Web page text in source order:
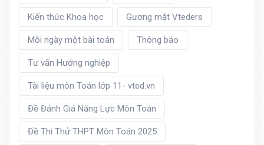
Kiến thức Khoa học Gương mặt Vteders
Mỗi ngày một bài toán Thông báo
Tư vấn Hướng nghiệp
Tài liệu môn Toán lớp 11- vted.vn
Đề Đánh Giá Năng Lực Môn Toán
Đề Thi Thử THPT Môn Toán 2025